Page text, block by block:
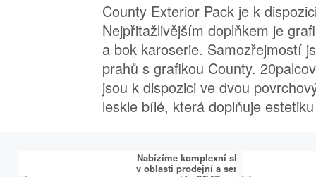
County Exterior Pack je k
Nejpřitažlivějším doplňkem je
a bok karoserie. Samozřejmostí
prahů s grafikou County.
jsou k dispozici ve dvou
leskle bílé, která doplňuje
Nabízíme komplexní služby
v oblasti prodejní a servisní